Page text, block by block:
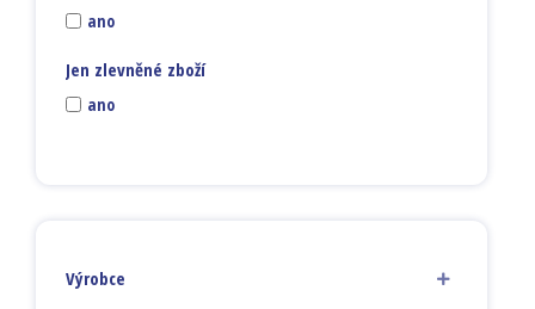
ano
Jen zlevněné zboží
ano
Výrobce